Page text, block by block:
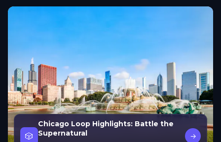
🎲
Chicago Loop Highlights: Battle the
Supernatural
→